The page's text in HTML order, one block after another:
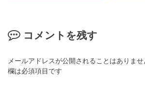
コメントを残す
メールアドレスが公開されることはありませ
欄は必須項目です